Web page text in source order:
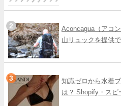
Aconcagua（アコ
山リュックを提供で
知識ゼロから水着
は？ Shopify・スピ